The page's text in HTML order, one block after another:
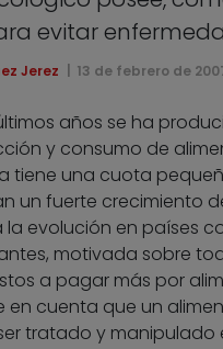
evitar
Jerez 13 de febrero de
años se ha
y consumo de
tiene una cuota
un fuerte crecimiento
evolución en países
motivada sobre
a pagar más por
en cuenta que un
tratado y